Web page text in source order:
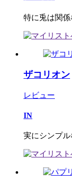
特に兎は関係
ザコリオン
レビュー
IN
実にシンプ